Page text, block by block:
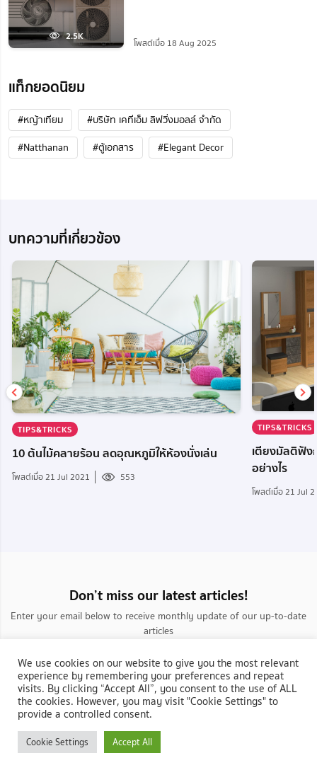
2.5K
โพสต์เมื่อ 18 Aug 2025
แท็กยอดนิยม
#หญ้าเทียม
#บริษัท เคทีเอ็ม ลิฟวิ่งมอลล์ จำกัด
#Natthanan
#ตู้เอกสาร #Elegant Decor
บทความที่เกี่ยวข้อง
TIPS&TRICKS
10 ต้นไม้คลายร้อน ลดอุณหภูมิให้ห้องนั่งเล่น
โพสต์เมื่อ 21 Jul 2021 553
TIPS&TRICKS
เตียงมัลติฟัง
อย่างไร
โพสต์เมื่อ 21 Jul
Don’t miss our latest articles!
Enter your email below to receive monthly update of our up-to-date
articles
กลับสู่ NocNoc.com
We use cookies on our website to give you the most relevant
experience by remembering your preferences and repeat
visits. By clicking “Accept All”, you consent to the use of ALL
the cookies. However, you may visit "Cookie Settings" to
provide a controlled consent.
Cookie Settings Accept All